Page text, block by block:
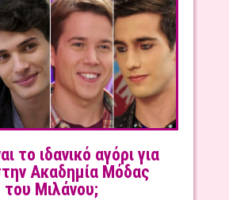
το ιδανικό αγόρι για
Ακαδημία Μόδας
του Μιλάνου;